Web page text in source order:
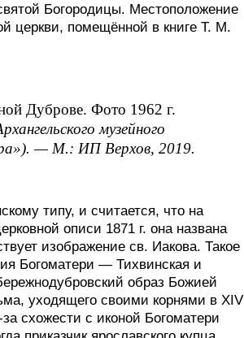
Богородицы. Местоположение
церкви, помещённой в книге Т. М.
Дуброве. Фото 1962 г.
музейного
— М.: ИП Верхов, 2019.
типу, и считается, что на
описи 1871 г. она названа
изображение св. Иакова. Такое
Богоматери — Тихвинская и
образ Божией
уходящего своими корнями в XIV
схожести с иконой Богоматери